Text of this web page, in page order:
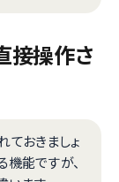
接操作さ
ておきましょ
機能ですが、